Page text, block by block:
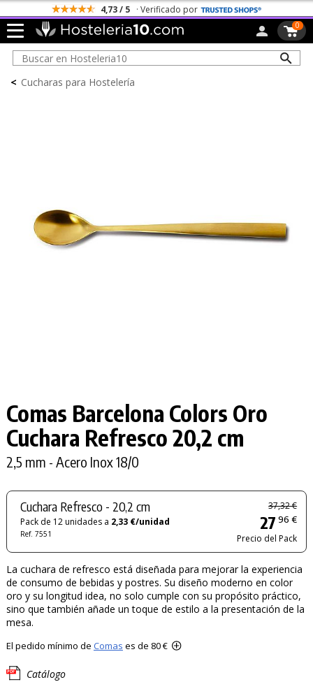
4,73 / 5 · Verificado por
0
< Cucharas para Hostelería
Comas Barcelona Colors Oro
Cuchara Refresco 20,2 cm
2,5 mm - Acero Inox 18/0
Cuchara Refresco - 20,2 cm
Pack de 12 unidades a 2,33 €/unidad
Ref. 7551
37,32 €
27 96 €
Precio del Pack
La cuchara de refresco está diseñada para mejorar la experiencia
de consumo de bebidas y postres. Su diseño moderno en color
oro y su longitud idea, no solo cumple con su propósito práctico,
sino que también añade un toque de estilo a la presentación de la
mesa.
El pedido mínimo de Comas es de 80 €
Catálogo